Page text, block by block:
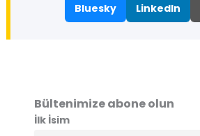
Bluesky
LinkedIn
Bültenimize abone olun
İlk İsim